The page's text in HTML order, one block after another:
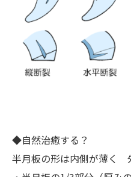
◆自然治癒する？
半月板の形は内側が薄く